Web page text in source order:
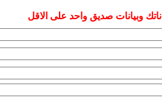
وبيانات صديق واحد على الاقل